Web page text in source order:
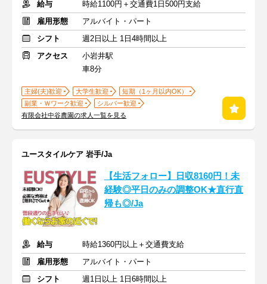
給与
時給1100円＋交通費1日500円支給
雇用形態
アルバイト・パート
シフト
週2日以上 1日4時間以上
アクセス
小岩井駅
車8分
主婦(夫)歓迎 大学生歓迎
短期（1ヶ月以内OK）
副業・Ｗワーク歓迎
シルバー歓迎
有限会社中谷農園の求人一覧を見る
ユースタイルケア 岩手/Ja
【生活フォロー】日収8160円！未
経験◎平日のみの調整OK★直行直
帰も◎/Ja
給与
時給1360円以上＋交通費支給
雇用形態
アルバイト・パート
シフト
週1日以上 1日6時間以上